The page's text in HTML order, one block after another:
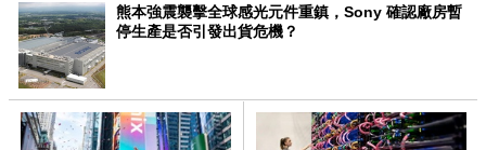
熊本強震襲擊全球感光元件重鎮，Sony 確認廠房暫
停生產是否引發出貨危機？